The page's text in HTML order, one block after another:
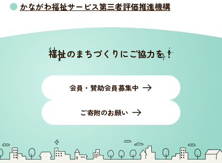
かながわ福祉サービス第三者評価推進機構
福祉のまちづくりにご協力を！
会員・賛助会員募集中
ご寄附のお願い